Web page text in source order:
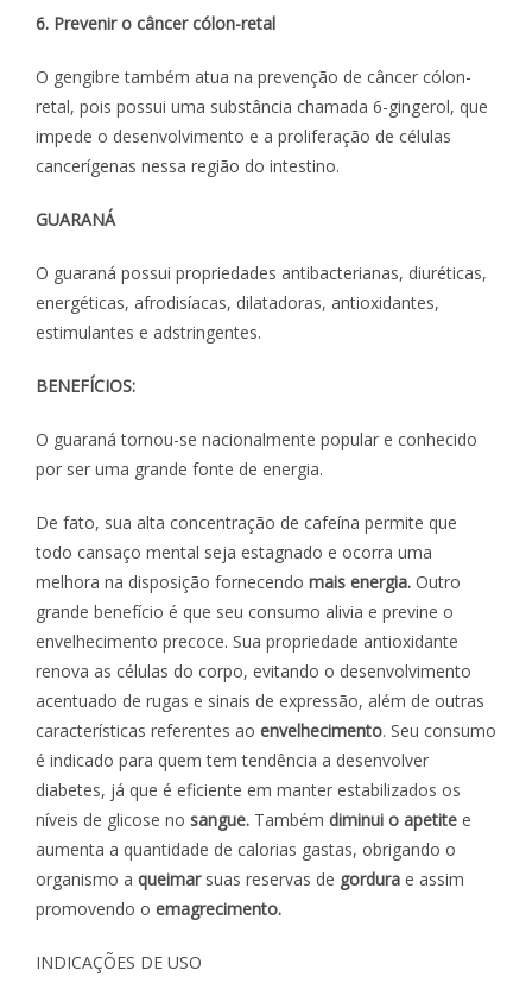
6. Prevenir o câncer cólon-retal
O gengibre também atua na prevenção de câncer cólon-
retal, pois possui uma substância chamada 6-gingerol, que
impede o desenvolvimento e a proliferação de células
cancerígenas nessa região do intestino.
GUARANÁ
O guaraná possui propriedades antibacterianas, diuréticas,
energéticas, afrodisíacas, dilatadoras, antioxidantes,
estimulantes e adstringentes.
BENEFÍCIOS:
O guaraná tornou-se nacionalmente popular e conhecido
por ser uma grande fonte de energia.
De fato, sua alta concentração de cafeína permite que
todo cansaço mental seja estagnado e ocorra uma
melhora na disposição fornecendo mais energia. Outro
grande benefício é que seu consumo alivia e previne o
envelhecimento precoce. Sua propriedade antioxidante
renova as células do corpo, evitando o desenvolvimento
acentuado de rugas e sinais de expressão, além de outras
características referentes ao envelhecimento. Seu consumo
é indicado para quem tem tendência a desenvolver
diabetes, já que é eficiente em manter estabilizados os
níveis de glicose no sangue. Também diminui o apetite e
aumenta a quantidade de calorias gastas, obrigando o
organismo a queimarsuas reservas de gordura e assim
promovendo o emagrecimento.
INDICAÇÕES DE USO